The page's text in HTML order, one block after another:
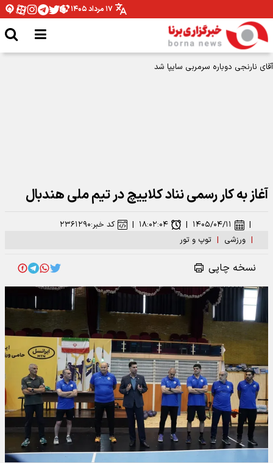
۱۷ مرداد ۱۴۰۵
آقای نارنجی دوباره سرمربی سایپا شد
آغاز به کار رسمی نناد کلاییچ در تیم ملی هندبال
| ورزشی | توپ و تور
| ۱۴۰۵/۰۴/۱۱ | ۱۸:۰۲:۰۴ | کد خبر:۲۳۶۱۲۹۰
نسخه چاپی